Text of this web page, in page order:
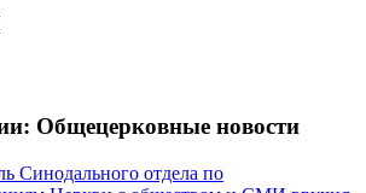
Общецерковные новости